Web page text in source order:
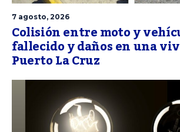
7 agosto, 2026
Colisión entre moto y
fallecido y daños en una
Puerto La Cruz